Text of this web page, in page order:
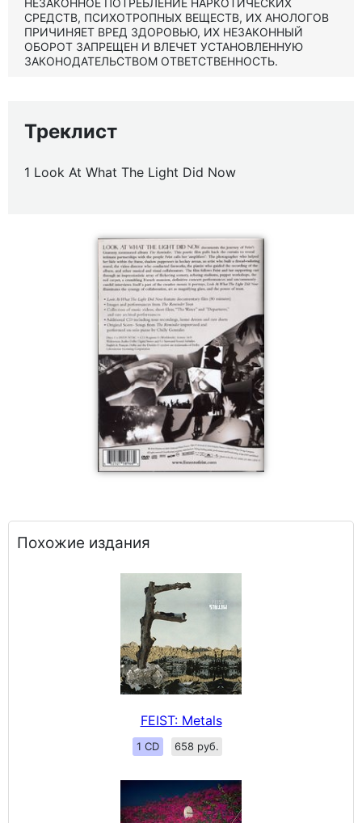
НЕЗАКОННОЕ ПОТРЕБЛЕНИЕ НАРКОТИЧЕСКИХ
СРЕДСТВ, ПСИХОТРОПНЫХ ВЕЩЕСТВ, ИХ АНОЛОГОВ
ПРИЧИНЯЕТ ВРЕД ЗДОРОВЬЮ, ИХ НЕЗАКОННЫЙ
ОБОРОТ ЗАПРЕЩЕН И ВЛЕЧЕТ УСТАНОВЛЕННУЮ
ЗАКОНОДАТЕЛЬСТВОМ ОТВЕТСТВЕННОСТЬ.
Треклист
1 Look At What The Light Did Now
Похожие издания
FEIST: Metals
1 CD 658 руб.